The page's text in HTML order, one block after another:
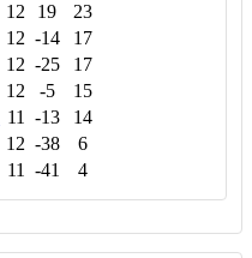
12 19
23
12 -14
17
12 -25
17
12 -5
15
11 -13
14
12 -38
6
11 -41 4